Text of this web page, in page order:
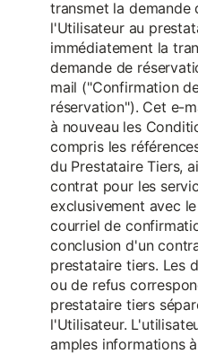
transmet la demande
l'Utilisateur au
immédiatement la
demande de
mail ("Confirmation
réservation"). Cet e-
à nouveau les
compris les
du Prestataire Tiers,
contrat pour les
exclusivement avec
courriel de
conclusion d'un
prestataire tiers. Les
ou de refus
prestataire tiers
l'Utilisateur.
amples informations